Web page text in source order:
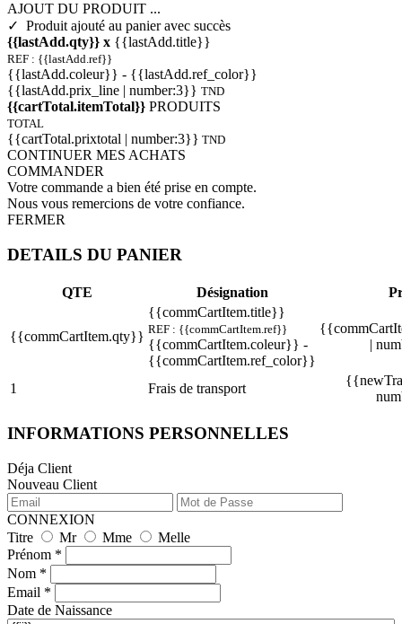
AJOUT DU PRODUIT ...
✓ Produit ajouté au panier avec succès
{{lastAdd.qty}} x {{lastAdd.title}}
REF : {{lastAdd.ref}}
{{lastAdd.coleur}} - {{lastAdd.ref_color}}
{{lastAdd.prix_line | number:3}} TND
{{cartTotal.itemTotal}} PRODUITS
TOTAL
{{cartTotal.prixtotal | number:3}} TND
CONTINUER MES ACHATS
COMMANDER
Votre commande a bien été prise en compte.
Nous vous remercions de votre confiance.
FERMER
DETAILS DU PANIER
QTE Désignation
{{commCartItem.qty}}
{{commCartItem.title}}
REF : {{commCartItem.ref}}
{{commCartItem.coleur}} -
{{commCartItem.ref_color}}
|
1 Frais de transport
INFORMATIONS PERSONNELLES
Déja Client
Nouveau Client
CONNEXION
Titre
Mr Mme
Melle
Prénom *
Nom *
Email *
Date de Naissance